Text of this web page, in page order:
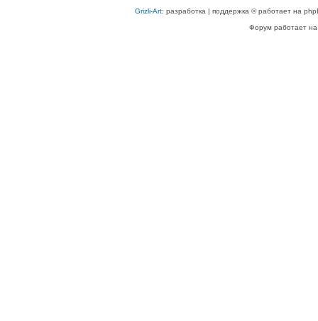
Grizli-Art: разработка | поддержка © работает на
Форум работает